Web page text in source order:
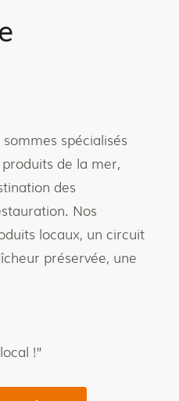
spécialisés
de la mer,
des
Nos
locaux, un circuit
préservée, une
!”